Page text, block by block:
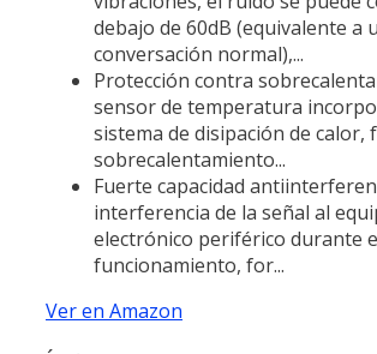
debajo de 60dB (equivalente a
conversación normal),...
Protección contra
sensor de temperatura
sistema de disipación de calor,
sobrecalentamiento...
Fuerte capacidad
interferencia de la señal al
electrónico periférico durante
funcionamiento, for...
Ver en Amazon